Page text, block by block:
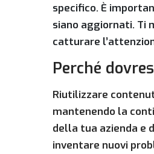
specifico. È
siano aggiornati. Ti
catturare
Perché
Riutilizzare
mantenendo la
della tua azienda e
inventare nuovi